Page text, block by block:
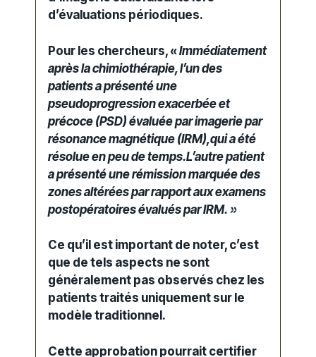
d’évaluations périodiques.
Pour les chercheurs, «Immédiatement
après la chimiothérapie, l’un des
patients a présenté une
pseudoprogression exacerbée et
précoce (PSD) évaluée par imagerie par
résonance magnétique (IRM),qui a été
résolue en peu de temps.L’autre patient
a présenté une rémission marquée des
zones altérées par rapport aux examens
postopératoires évalués par IRM. »
Ce qu’il est important de noter, c’est
que de tels aspects ne sont
généralement pas observés chez les
patients traités uniquement sur le
modèle traditionnel.
Cette approbation pourrait certifier